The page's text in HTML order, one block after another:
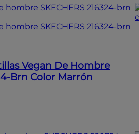
Vegan De Hombre
Brn Color Marrón